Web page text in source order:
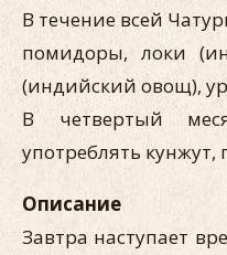
В течение всей
помидоры, локи
(индийский овощ),
В четвертый
употреблять кунжут,
Описание
Завтра наступает